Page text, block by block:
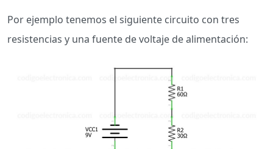
Por ejemplo tenemos el siguiente circuito con tres
resistencias y una fuente de voltaje de alimentación: